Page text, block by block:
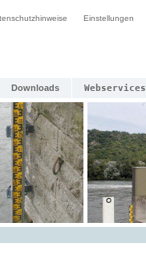
Einstellungen
Downloads Webservices